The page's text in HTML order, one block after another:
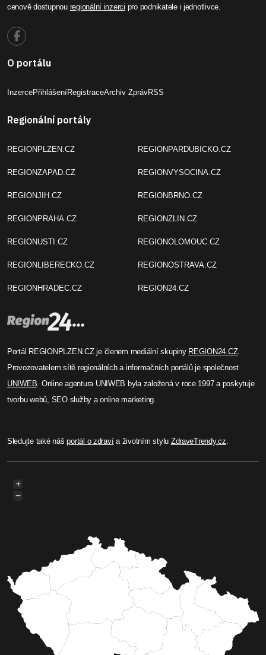
cenově dostupnou regionální inzerci pro podnikatele i jednotlivce.
O portálu
InzercePřihlášeníRegistraceArchiv ZprávRSS
Regionální portály
REGIONPLZEN.CZ
REGIONZAPAD.CZ
REGIONJIH.CZ
REGIONPRAHA.CZ
REGIONUSTI.CZ
REGIONLIBERECKO.CZ
REGIONHRADEC.CZ
REGIONPARDUBICKO.CZ
REGIONVYSOCINA.CZ
REGIONBRNO.CZ
REGIONZLIN.CZ
REGIONOLOMOUC.CZ
REGIONOSTRAVA.CZ
REGION24.CZ
Portál REGIONPLZEN.CZ je členem mediální skupiny REGION24.CZ.
Provozovatelem sítě regionálních a informačních portálů je společnost
UNIWEB. Online agentura UNIWEB byla založená v roce 1997 a poskytuje
tvorbu webů, SEO služby a online marketing.
Sledujte také nášportál o zdravía životním stylu ZdraveTrendy.cz.
+
−